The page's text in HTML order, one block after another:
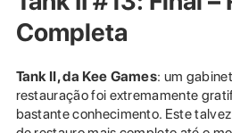
Completa
Tank II, da Kee Games: um
restauração foi extremamente
bastante conhecimento. Este